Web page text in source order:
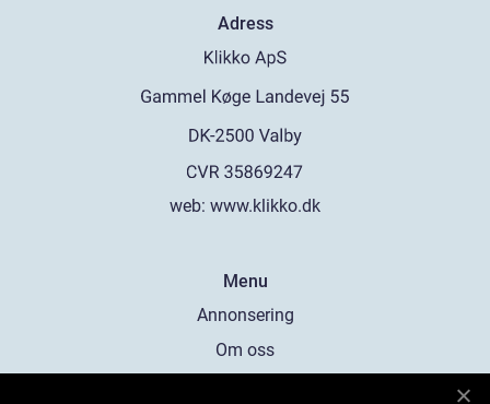
Adress
web: www.klikko.dk
Menu
Annonsering
Om oss